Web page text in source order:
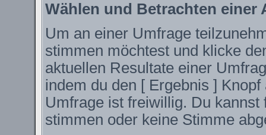
Wählen und Betrachten einer
Um an einer Umfrage
stimmen möchtest und klicke
aktuellen Resultate einer
indem du den [ Ergebnis ]
Umfrage ist freiwillig. Du
stimmen oder keine Stimme